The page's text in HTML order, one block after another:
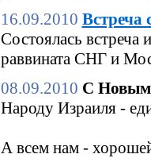
16.09.2010 Встреча
Состоялась
раввината СНГ и
08.09.2010 С Новым
Народу Израиля -
А всем нам -